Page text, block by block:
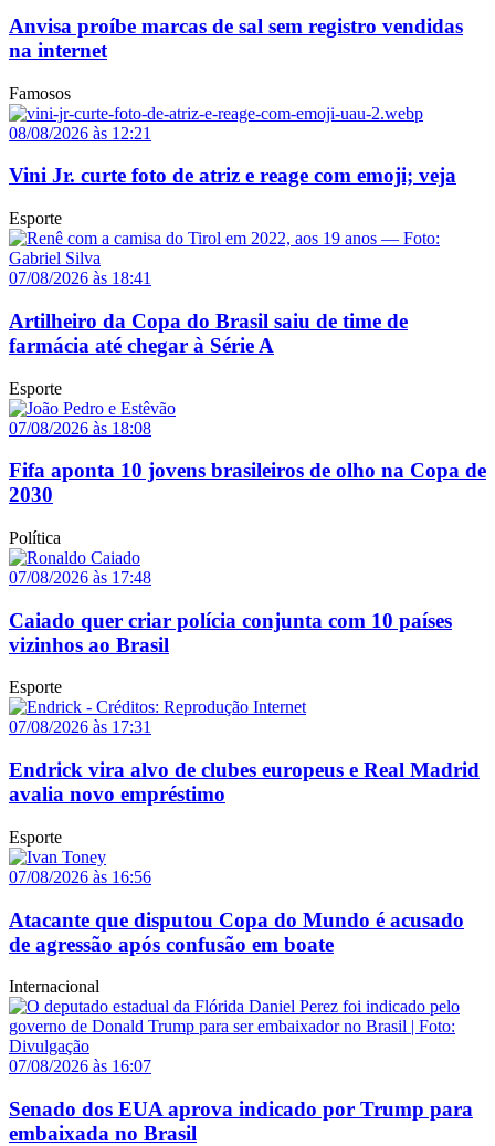
Anvisa proíbe marcas de sal sem registro vendidas
na internet
Famosos
08/08/2026 às 12:21
Vini Jr. curte foto de atriz e reage com emoji; veja
Esporte
07/08/2026 às 18:41
Artilheiro da Copa do Brasil saiu de time de
farmácia até chegar à Série A
Esporte
07/08/2026 às 18:08
Fifa aponta 10 jovens brasileiros de olho na Copa de
2030
Política
07/08/2026 às 17:48
Caiado quer criar polícia conjunta com 10 países
vizinhos ao Brasil
Esporte
07/08/2026 às 17:31
Endrick vira alvo de clubes europeus e Real Madrid
avalia novo empréstimo
Esporte
07/08/2026 às 16:56
Atacante que disputou Copa do Mundo é acusado
de agressão após confusão em boate
Internacional
07/08/2026 às 16:07
Senado dos EUA aprova indicado por Trump para
embaixada no Brasil